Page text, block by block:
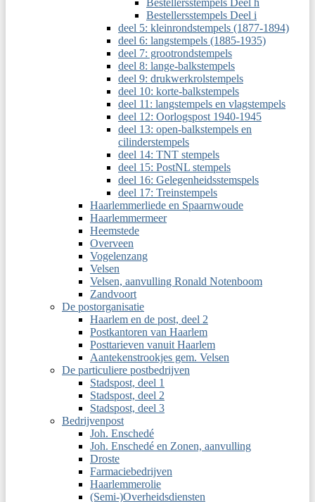
Bestellersstempels Deel h
Bestellersstempels Deel i
deel 5: kleinrondstempels (1877-1894)
deel 6: langstempels (1885-1935)
deel 7: grootrondstempels
deel 8: lange-balkstempels
deel 9: drukwerkrolstempels
deel 10: korte-balkstempels
deel 11: langstempels en vlagstempels
deel 12: Oorlogspost 1940-1945
deel 13: open-balkstempels en
cilinderstempels
deel 14: TNT stempels
deel 15: PostNL stempels
deel 16: Gelegenheidsstemspels
deel 17: Treinstempels
Haarlemmerliede en Spaarnwoude
Haarlemmermeer
Heemstede
Overveen
Vogelenzang
Velsen
Velsen, aanvulling Ronald Notenboom
Zandvoort
De postorganisatie
Haarlem en de post, deel 2
Postkantoren van Haarlem
Posttarieven vanuit Haarlem
Aantekenstrookjes gem. Velsen
De particuliere postbedrijven
Stadspost, deel 1
Stadspost, deel 2
Stadspost, deel 3
Bedrijvenpost
Joh. Enschedé
Joh. Enschedé en Zonen, aanvulling
Droste
Farmaciebedrijven
Haarlemmerolie
(Semi-)Overheidsdiensten